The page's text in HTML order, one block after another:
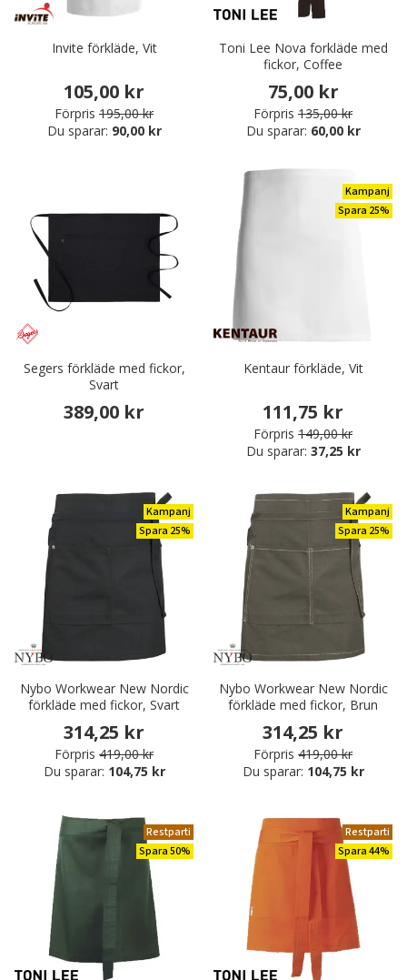
Invite förkläde, Vit
105,00 kr
Förpris 195,00 kr
Du sparar: 90,00 kr
Toni Lee Nova forkläde med
fickor, Coffee
75,00 kr
Förpris 135,00 kr
Du sparar: 60,00 kr
Segers förkläde med fickor,
Svart
389,00 kr
Kampanj
Spara 25%
Kentaur förkläde, Vit
111,75 kr
Förpris 149,00 kr
Du sparar: 37,25 kr
Kampanj
Spara 25%
Nybo Workwear New Nordic
förkläde med fickor, Svart
314,25 kr
Förpris 419,00 kr
Du sparar: 104,75 kr
Kampanj
Spara 25%
Nybo Workwear New Nordic
förkläde med fickor, Brun
314,25 kr
Förpris 419,00 kr
Du sparar: 104,75 kr
Restparti
Spara 50%
Restparti
Spara 44%